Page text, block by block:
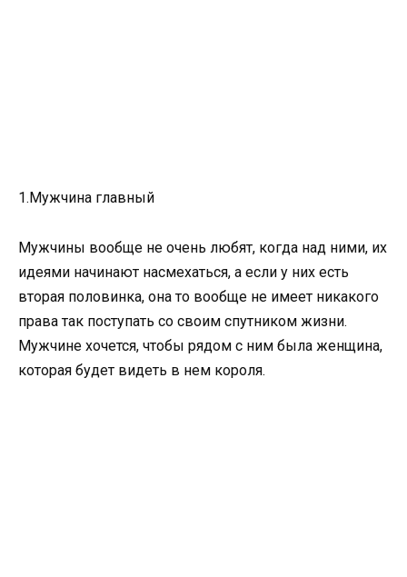
1.Мужчина главный
Мужчины вообще не очень любят, когда над ними, их
идеями начинают насмехаться, а если у них есть
вторая половинка, она то вообще не имеет никакого
права так поступать со своим спутником жизни.
Мужчине хочется, чтобы рядом с ним была женщина,
которая будет видеть в нем короля.